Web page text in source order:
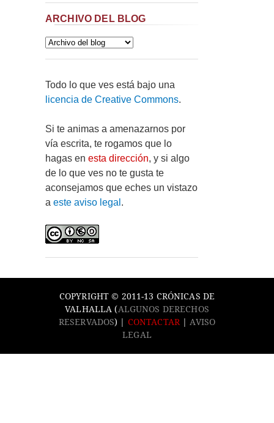
ARCHIVO DEL BLOG
Todo lo que ves está bajo una
licencia de Creative Commons.
Si te animas a amenazarnos por
vía escrita, te rogamos que lo
hagas en esta dirección, y si algo
de lo que ves no te gusta te
aconsejamos que eches un vistazo
a este aviso legal .
COPYRIGHT © 2011-13 CRÓNICAS DE
VALHALLA (ALGUNOS DERECHOS
RESERVADOS) | CONTACTAR
AVISO
LEGAL